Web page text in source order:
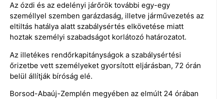
Az ózdi és az edelényi járőrök további egy-egy
személlyel szemben garázdaság, illetve járművezetés az
eltiltás hatálya alatt szabálysértés elkövetése miatt
hoztak személyi szabadságot korlátozó határozatot.
Az illetékes rendőrkapitányságok a szabálysértési
őrizetbe vett személyeket gyorsított eljárásban, 72 órán
belül állítják bíróság elé.
Borsod-Abaúj-Zemplén megyében az elmúlt 24 órában